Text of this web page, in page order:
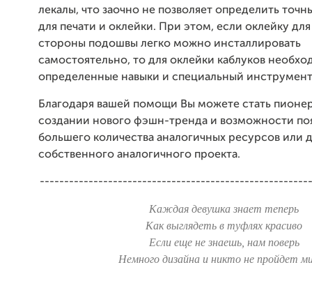
лекалы, что заочно не позволяет определить
для печати и оклейки. При этом, если оклейку
стороны подошвы легко можно инсталлировать
самостоятельно, то для оклейки каблуков
определенные навыки и специальный
Благодаря вашей помощи Вы можете стать
создании нового фэшн-тренда и возможности
большего количества аналогичных ресурсов или
собственного аналогичного проекта.
Каждая девушка знает теперь
Как выглядеть в туфлях красиво
Если еще не знаешь, нам поверь
Немного дизайна и никто не пройдет